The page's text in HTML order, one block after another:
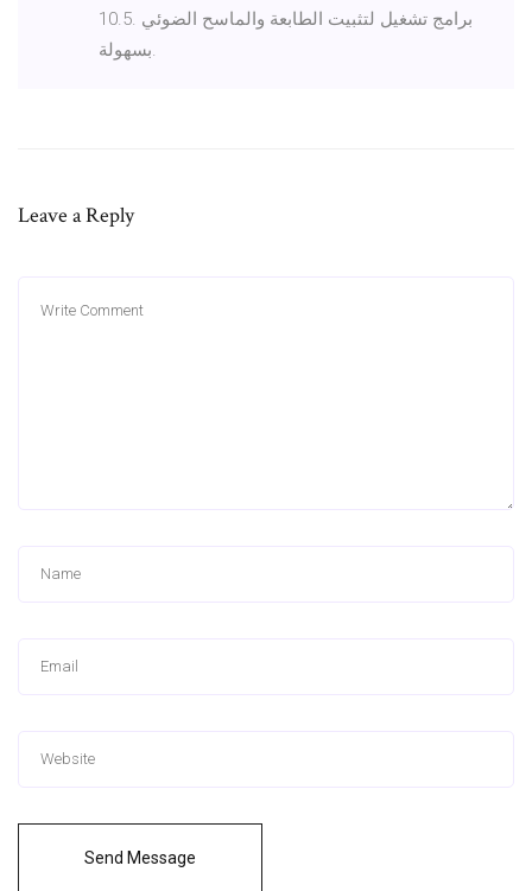
10.5. برامج تشغيل لتثبيت الطابعة والماسح الضوئي
بسهولة.
Leave a Reply
Send Message